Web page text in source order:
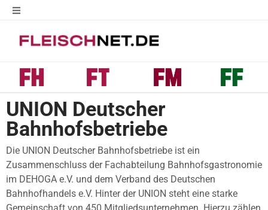
UNION Deutscher
Bahnhofsbetriebe
Die UNION Deutscher Bahnhofsbetriebe ist ein
Zusammenschluss der Fachabteilung Bahnhofsgastronomie
im DEHOGA e.V. und dem Verband des Deutschen
Bahnhofhandels e.V. Hinter der UNION steht eine starke